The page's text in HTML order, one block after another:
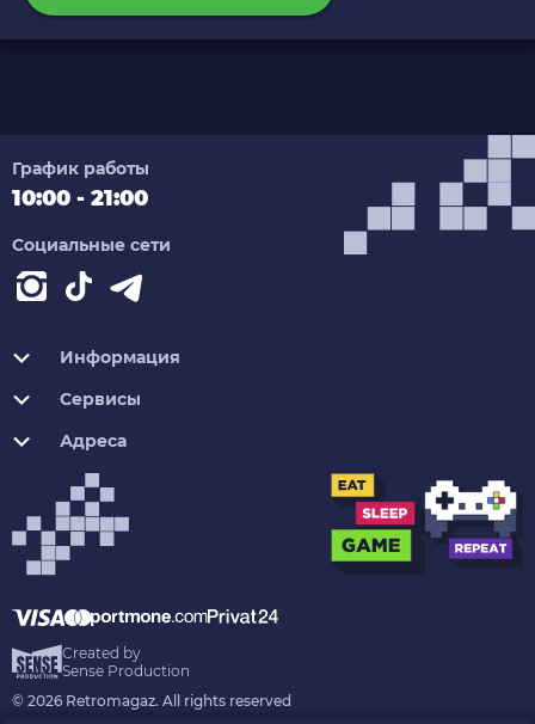
График работы
10:00 - 21:00
Социальные сети
Информация
Сервисы
Адреса
Created by
Sense Production
© 2026 Retromagaz. All rights reserved